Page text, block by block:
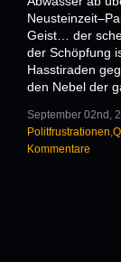
Geist… der
der Schöpfung
Hasstiraden
den Nebel der
September 02nd,
Politfrustrationen,
Kommentare